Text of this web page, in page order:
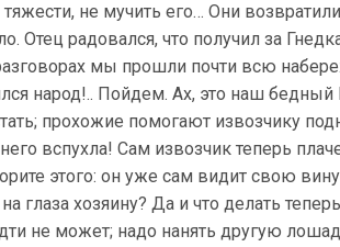
тяжести, не мучить его… Они
Отец радовался, что получил за
мы прошли почти всю
народ!.. Пойдем. Ах, это наш
прохожие помогают извозчику
вспухла! Сам извозчик теперь
этого: он уже сам видит свою
глаза хозяину? Да и что делать
не может; надо нанять другую